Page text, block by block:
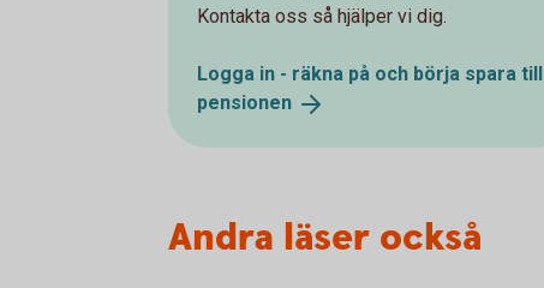
Kontakta oss så hjälper vi dig.
Logga in - räkna på och börja spara till
pensionen
Andra läser också